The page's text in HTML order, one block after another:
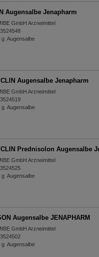
Augensalbe Jenapharm
GmbH Arzneimittel
g Augensalbe
Augensalbe Jenapharm
GmbH Arzneimittel
g Augensalbe
Prednisolon Augensalbe
GmbH Arzneimittel
g Augensalbe
Augensalbe JENAPHARM
GmbH Arzneimittel
g Augensalbe